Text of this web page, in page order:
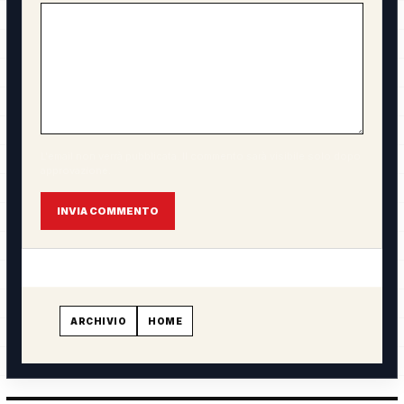
INVIA COMMENTO
ARCHIVIO HOME